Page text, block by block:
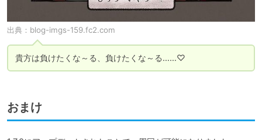
出典： blog-imgs-159.fc2.com
貴方は負けたくな～る、負けたくな～る……♡
おまけ